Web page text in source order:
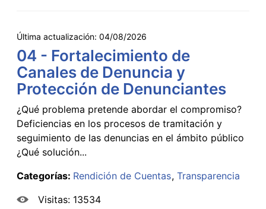
Última actualización: 04/08/2026
04 - Fortalecimiento de
Canales de Denuncia y
Protección de Denunciantes
¿Qué problema pretende abordar el compromiso?
Deficiencias en los procesos de tramitación y
seguimiento de las denuncias en el ámbito público
¿Qué solución...
Categorías: Rendición de Cuentas Transparencia
Visitas: 13534